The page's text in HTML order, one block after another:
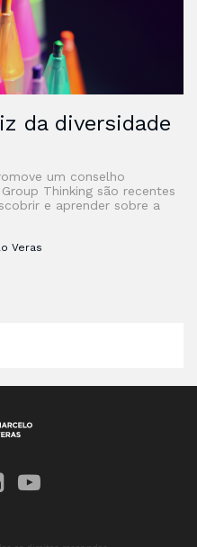
da diversidade
um conselho
Thinking são recentes
e aprender sobre a
Veras